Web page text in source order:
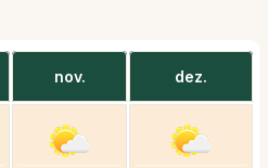
nov. dez.